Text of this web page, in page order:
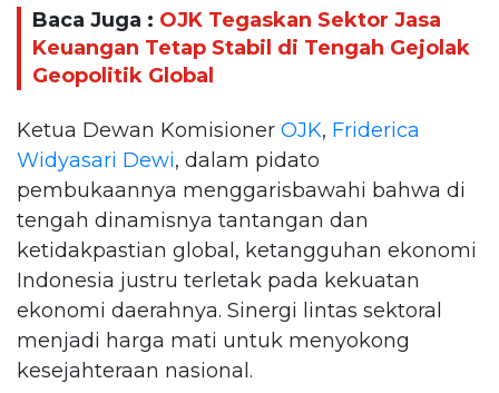
Baca Juga : OJK Tegaskan Sektor Jasa
Keuangan Tetap Stabil di Tengah Gejolak
Geopolitik Global
Ketua Dewan Komisioner OJK, Friderica
Widyasari Dewi, dalam pidato
pembukaannya menggarisbawahi bahwa di
tengah dinamisnya tantangan dan
ketidakpastian global, ketangguhan ekonomi
Indonesia justru terletak pada kekuatan
ekonomi daerahnya. Sinergi lintas sektoral
menjadi harga mati untuk menyokong
kesejahteraan nasional.